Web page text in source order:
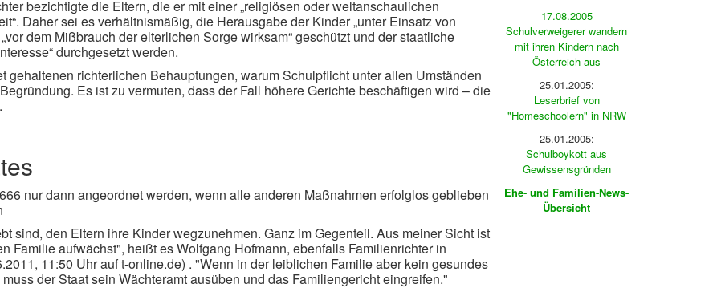
bezichtigte die Eltern, die er mit einer „religiösen oder weltanschaulichen
Daher sei es verhältnismäßig, die Herausgabe der Kinder „unter Einsatz von
dem Mißbrauch der elterlichen Sorge wirksam“ geschützt und der staatliche
durchgesetzt werden.
gehaltenen richterlichen Behauptungen, warum Schulpflicht unter allen Umständen
Es ist zu vermuten, dass der Fall höhere Gerichte beschäftigen wird – die
nur dann angeordnet werden, wenn alle anderen Maßnahmen erfolglos geblieben
sind, den Eltern ihre Kinder wegzunehmen. Ganz im Gegenteil. Aus meiner Sicht ist
Familie aufwächst", heißt es Wolfgang Hofmann, ebenfalls Familienrichter in
11:50 Uhr auf t-online.de) . "Wenn in der leiblichen Familie aber kein gesundes
der Staat sein Wächteramt ausüben und das Familiengericht eingreifen."
17.08.2005
Schulverweigerer wandern
mit ihren Kindern nach
Österreich aus
25.01.2005:
Leserbrief von
"Homeschoolern" in NRW
25.01.2005:
Schulboykott aus
Gewissensgründen
Ehe- und Familien-News-
Übersicht